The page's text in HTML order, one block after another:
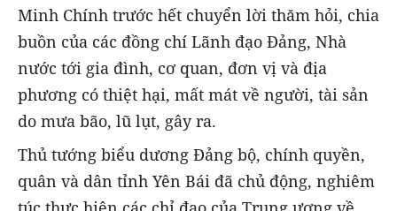
Minh Chính trước hết chuyển lời thăm hỏi, chia
buồn của các đồng chí Lãnh đạo Đảng, Nhà
nước tới gia đình, cơ quan, đơn vị và địa
phương có thiệt hại, mất mát về người, tài sản
do mưa bão, lũ lụt, gây ra.
Thủ tướng biểu dương Đảng bộ, chính quyền,
quân và dân tỉnh Yên Bái đã chủ động, nghiêm